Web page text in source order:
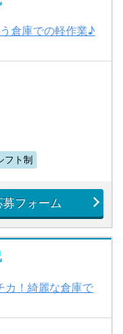
倉庫での軽作業♪
フト制
募フォーム
カ！綺麗な倉庫で